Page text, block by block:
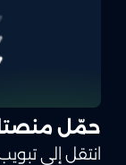
حمّل منصتك
انتقل إلى